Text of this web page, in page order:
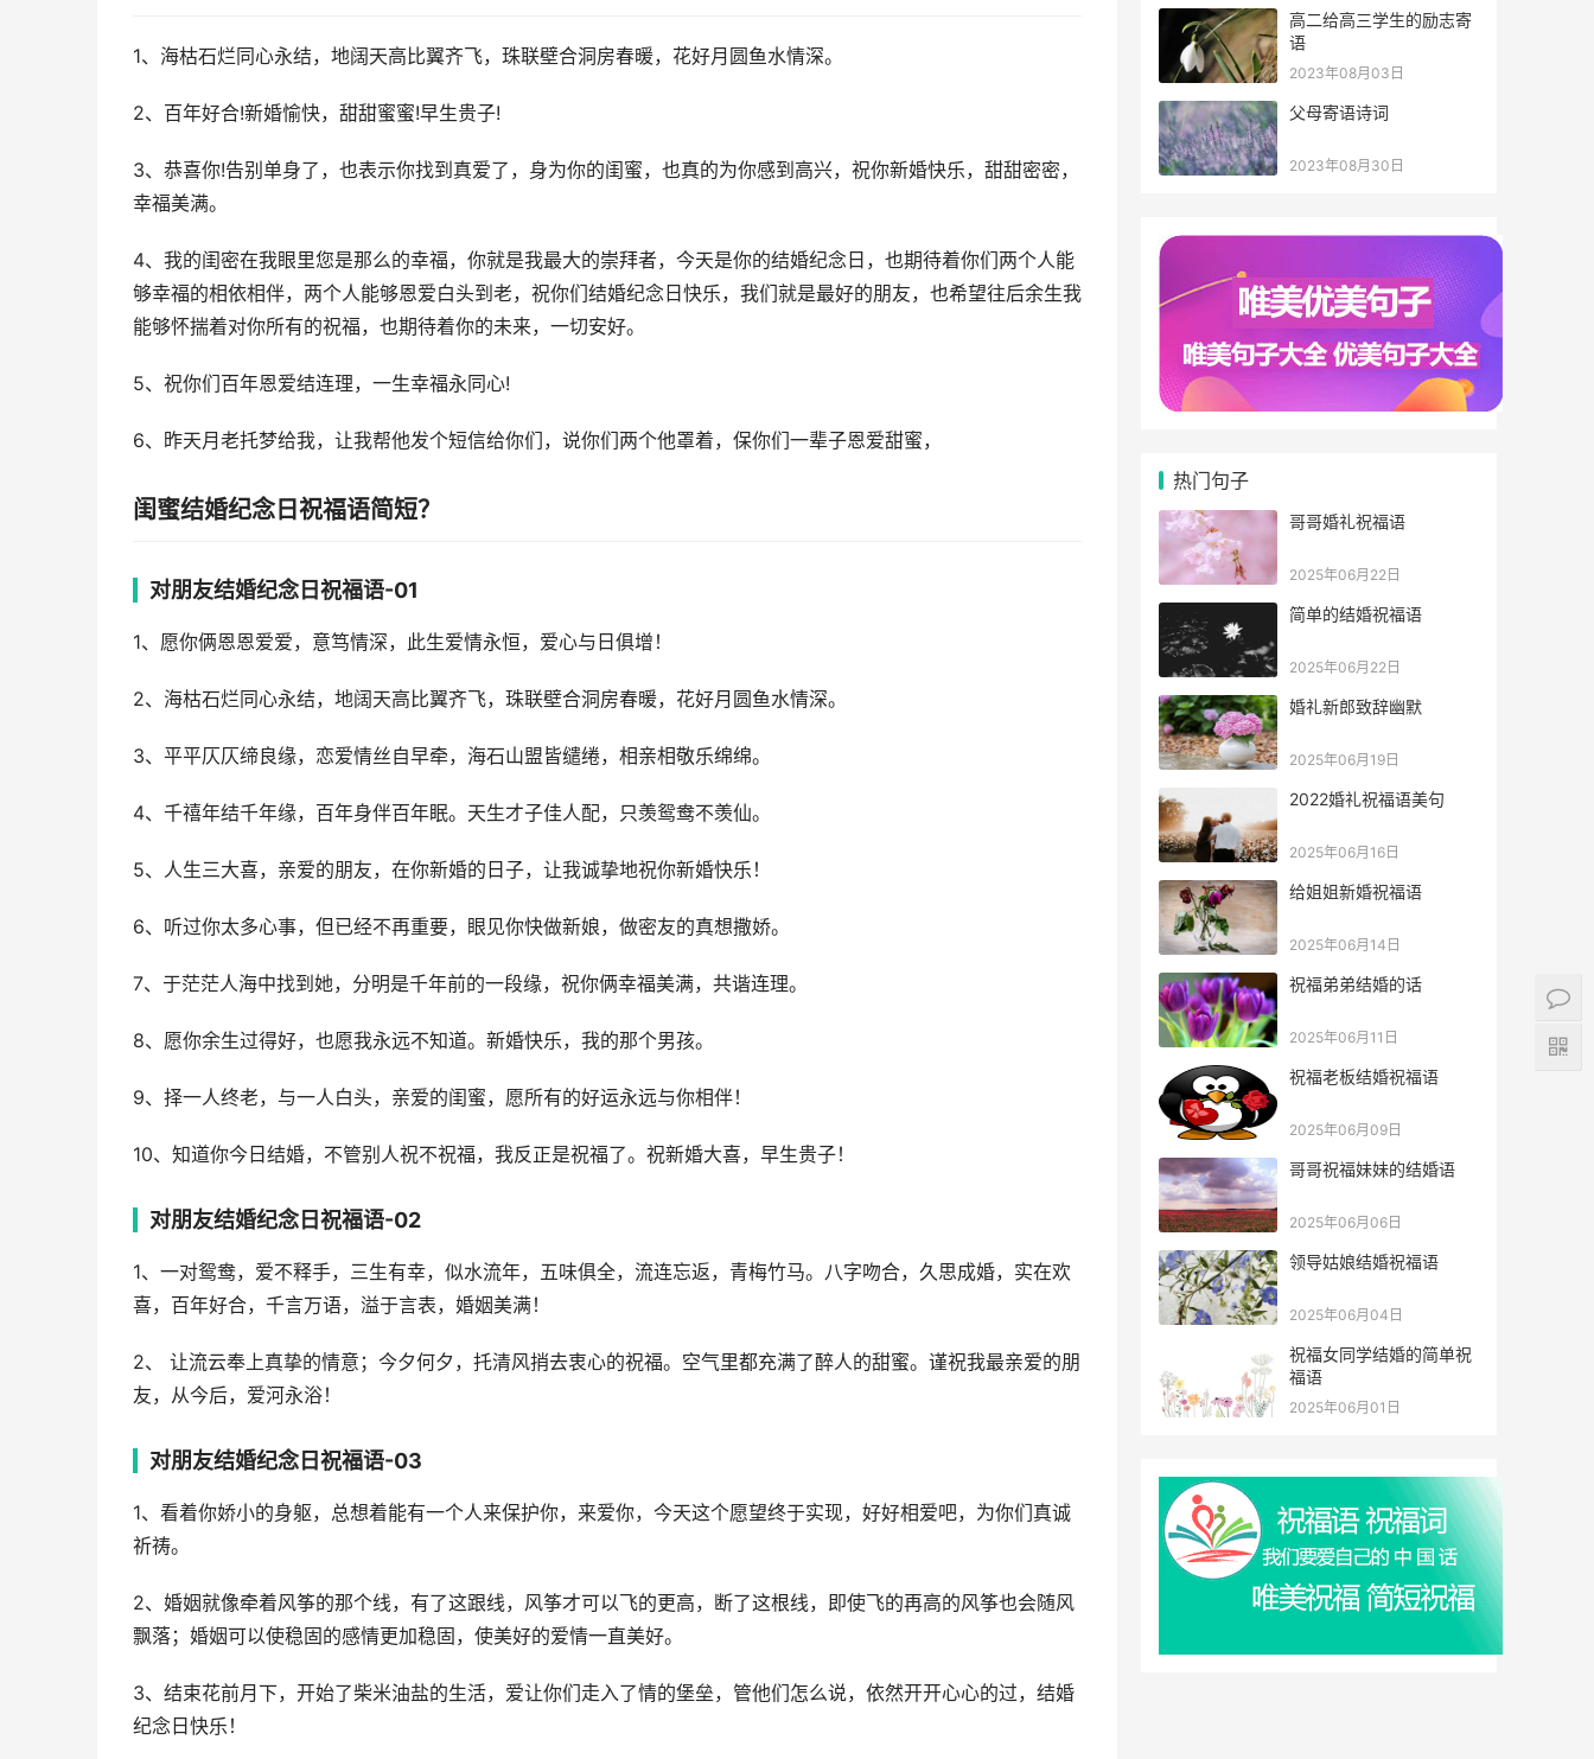
1、海枯石烂同心永结，地阔天高比翼齐飞，珠联壁合洞房春暖，花好月圆鱼水情深。
2、百年好合!新婚愉快，甜甜蜜蜜!早生贵子!
3、恭喜你!告别单身了，也表示你找到真爱了，身为你的闺蜜，也真的为你感到高兴，祝你新婚快乐，甜甜密密，
幸福美满。
4、我的闺密在我眼里您是那么的幸福，你就是我最大的崇拜者，今天是你的结婚纪念日，也期待着你们两个人能
够幸福的相依相伴，两个人能够恩爱白头到老，祝你们结婚纪念日快乐，我们就是最好的朋友，也希望往后余生我
能够怀揣着对你所有的祝福，也期待着你的未来，一切安好。
5、祝你们百年恩爱结连理，一生幸福永同心!
6、昨天月老托梦给我，让我帮他发个短信给你们，说你们两个他罩着，保你们一辈子恩爱甜蜜，
闺蜜结婚纪念日祝福语简短？
对朋友结婚纪念日祝福语-01
1、愿你俩恩恩爱爱，意笃情深，此生爱情永恒，爱心与日俱增！
2、海枯石烂同心永结，地阔天高比翼齐飞，珠联壁合洞房春暖，花好月圆鱼水情深。
3、平平仄仄缔良缘，恋爱情丝自早牵，海石山盟皆缱绻，相亲相敬乐绵绵。
4、千禧年结千年缘，百年身伴百年眠。天生才子佳人配，只羡鸳鸯不羡仙。
5、人生三大喜，亲爱的朋友，在你新婚的日子，让我诚挚地祝你新婚快乐！
6、听过你太多心事，但已经不再重要，眼见你快做新娘，做密友的真想撒娇。
7、于茫茫人海中找到她，分明是千年前的一段缘，祝你俩幸福美满，共谐连理。
8、愿你余生过得好，也愿我永远不知道。新婚快乐，我的那个男孩。
9、择一人终老，与一人白头，亲爱的闺蜜，愿所有的好运永远与你相伴！
10、知道你今日结婚，不管别人祝不祝福，我反正是祝福了。祝新婚大喜，早生贵子！
对朋友结婚纪念日祝福语-02
1、一对鸳鸯，爱不释手，三生有幸，似水流年，五味俱全，流连忘返，青梅竹马。八字吻合，久思成婚，实在欢
喜，百年好合，千言万语，溢于言表，婚姻美满！
2、 让流云奉上真挚的情意；今夕何夕，托清风捎去衷心的祝福。空气里都充满了醉人的甜蜜。谨祝我最亲爱的朋
友，从今后，爱河永浴！
对朋友结婚纪念日祝福语-03
1、看着你娇小的身躯，总想着能有一个人来保护你，来爱你，今天这个愿望终于实现，好好相爱吧，为你们真诚
祈祷。
2、婚姻就像牵着风筝的那个线，有了这跟线，风筝才可以飞的更高，断了这根线，即使飞的再高的风筝也会随风
飘落；婚姻可以使稳固的感情更加稳固，使美好的爱情一直美好。
3、结束花前月下，开始了柴米油盐的生活，爱让你们走入了情的堡垒，管他们怎么说，依然开开心心的过，结婚
纪念日快乐！
高二给高三学生的励志寄
语
2023年08月03日
父母寄语诗词
2023年08月30日
热门句子
哥哥婚礼祝福语
2025年06月22日
简单的结婚祝福语
2025年06月22日
婚礼新郎致辞幽默
2025年06月19日
2022婚礼祝福语美句
2025年06月16日
给姐姐新婚祝福语
2025年06月14日
祝福弟弟结婚的话
2025年06月11日
祝福老板结婚祝福语
2025年06月09日
哥哥祝福妹妹的结婚语
2025年06月06日
领导姑娘结婚祝福语
2025年06月04日
祝福女同学结婚的简单祝
福语
2025年06月01日